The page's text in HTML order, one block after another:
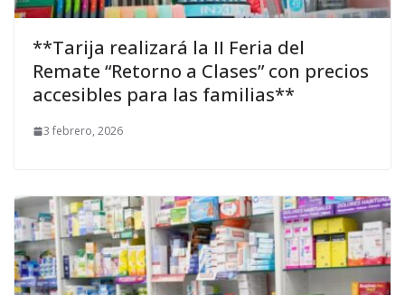
**Tarija realizará la II Feria del
Remate “Retorno a Clases” con precios
accesibles para las familias**
3 febrero, 2026